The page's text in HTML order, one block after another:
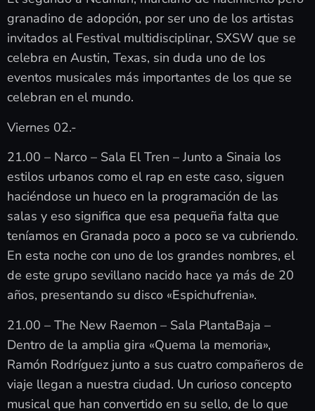
granadino de adopción, por ser uno de los artistas
invitados al Festival multidisciplinar, SXSW que se
celebra en Austin, Texas, sin duda uno de los
eventos musicales más importantes de los que se
celebran en el mundo.
Viernes 02.-
21.00 – Narco – Sala El Tren – Junto a Sinaia los
estilos urbanos como el rap en este caso, siguen
haciéndose un hueco en la programación de las
salas y eso significa que esa pequeña falta que
teníamos en Granada poco a poco se va cubriendo.
En esta noche con uno de los grandes nombres, el
de este grupo sevillano nacido hace ya más de 20
años, presentando su disco «Espichufrenia».
21.00 – The New Raemon – Sala PlantaBaja –
Dentro de la amplia gira «Quema la memoria»,
Ramón Rodríguez junto a sus cuatro compañeros de
viaje llegan a nuestra ciudad. Un curioso concepto
musical que han convertido en su sello, de lo que